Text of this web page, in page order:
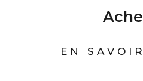
EN